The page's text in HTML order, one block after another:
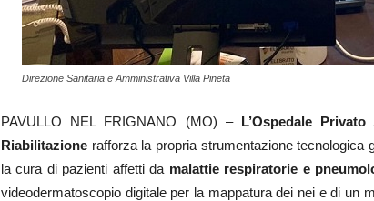
Direzione Sanitaria e Amministrativa Villa Pineta
PAVULLO NEL FRIGNANO (MO) –L’Ospedale
Riabilitazione rafforza la propria strumentazione tecnologica
la cura di pazienti affetti da malattie respiratorie e
videodermatoscopio digitale per la mappatura dei nei e di un